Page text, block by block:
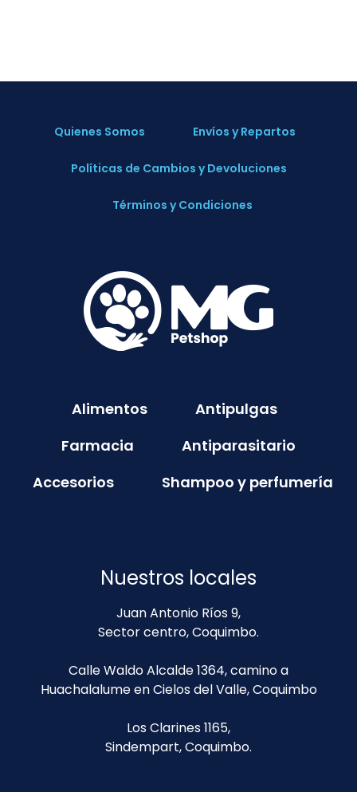
Quienes Somos Envíos y Repartos
Políticas de Cambios y Devoluciones
Términos y Condiciones
Alimentos
Antipulgas
Farmacia
Antiparasitario
Accesorios
Shampoo y perfumería
Nuestros locales
Juan Antonio Ríos 9,
Sector centro, Coquimbo.
Calle Waldo Alcalde 1364, camino a
Huachalalume en Cielos del Valle, Coquimbo
Los Clarines 1165,
Sindempart, Coquimbo.